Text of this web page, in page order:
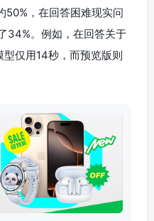
50%，在回答困难现实问
34%。例如，在回答关于
仅用14秒，而预览版则